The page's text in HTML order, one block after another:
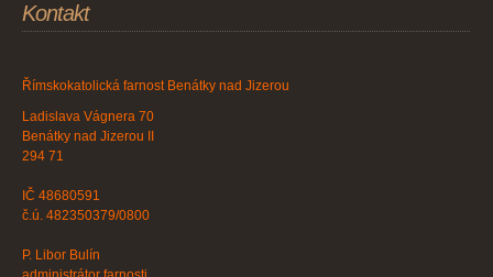
Kontakt
Římskokatolická farnost Benátky nad Jizerou
Ladislava Vágnera 70
Benátky nad Jizerou II
294 71
IČ 48680591
č.ú. 482350379/0800
P. Libor Bulín